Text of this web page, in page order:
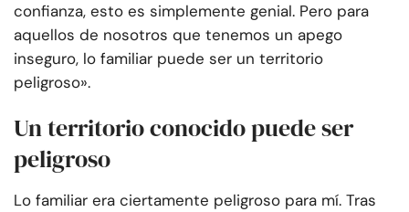
confianza, esto es simplemente genial. Pero para
aquellos de nosotros que tenemos un apego
inseguro, lo familiar puede ser un territorio
peligroso».
Un territorio conocido puede ser
peligroso
Lo familiar era ciertamente peligroso para mí. Tras